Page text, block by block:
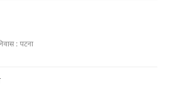
: पटना